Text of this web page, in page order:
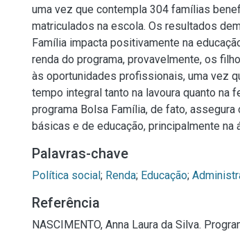
uma vez que contempla 304 famílias
matriculados na escola. Os resultados
Família impacta positivamente na
renda do programa, provavelmente, os
às oportunidades profissionais, uma vez
tempo integral tanto na lavoura quanto na
programa Bolsa Família, de fato,
básicas e de educação, principalmente na
Palavras-chave
Política social; Renda; Educação;
Referência
NASCIMENTO, Anna Laura da Silva.